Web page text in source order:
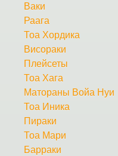
Ваки
Раага
Тоа Хордика
Висораки
Плейсеты
Тоа Хага
Матораны Войа Нуи
Тоа Иника
Пираки
Тоа Мари
Барраки